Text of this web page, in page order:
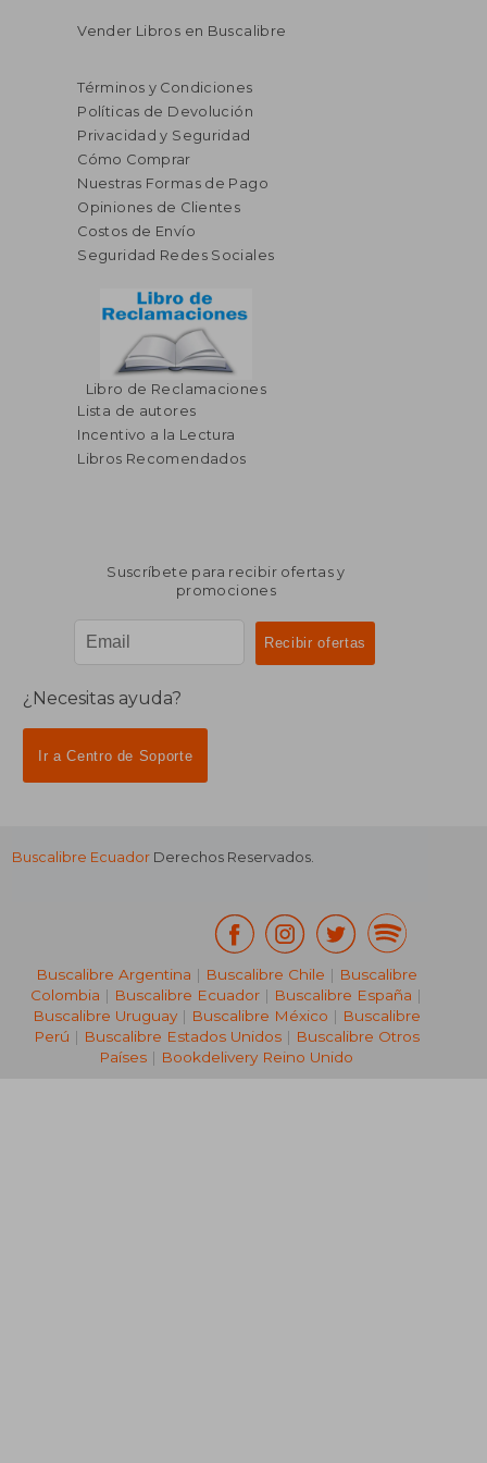
40%
dcto. $ 23.89
Vender Libros en Buscalibre
Términos y Condiciones
Políticas de Devolución
Privacidad y Seguridad
Cómo Comprar
Nuestras Formas de Pago
Opiniones de Clientes
Costos de Envío
Seguridad Redes Sociales
Libro de Reclamaciones
Lista de autores
Incentivo a la Lectura
Libros Recomendados
Suscríbete para recibir ofertas y
promociones
¿Necesitas ayuda?
Ir a Centro de Soporte
Buscalibre Ecuador Derechos Reservados.
Buscalibre Argentina | Buscalibre Chile | Buscalibre
Colombia | Buscalibre Ecuador | Buscalibre España |
Buscalibre Uruguay| Buscalibre México | Buscalibre
Perú | Buscalibre Estados Unidos| Buscalibre Otros
Países | Bookdelivery Reino Unido